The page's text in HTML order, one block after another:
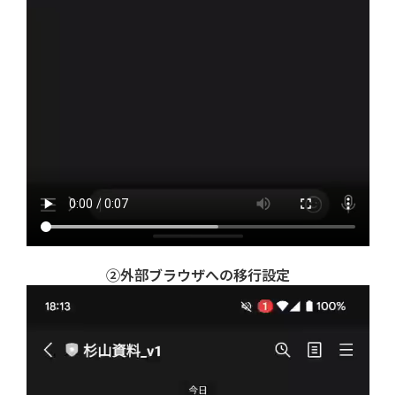
②外部ブラウザへの移行設定